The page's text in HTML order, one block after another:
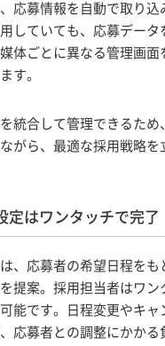
応募情報を自動で取り込
していても、応募データ
体ごとに異なる管理画面
す。
統合して管理できるため
がら、最適な採用戦略を
定はワンタッチで完了
、応募者の希望日程をも
提案。採用担当者はワン
能です。日程変更やキャ
応募者との調整にかかる